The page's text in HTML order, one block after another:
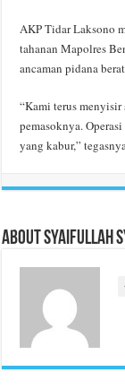
AKP Tidar Laksono
tahanan Mapolres
ancaman pidana
“Kami terus
pemasoknya.
yang kabur,”
About Syaifullah